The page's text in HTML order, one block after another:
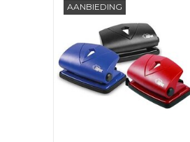
AANBIEDING
vellen, P210PR zwart
TOEVOEGEN AAN
WINKELWAGEN